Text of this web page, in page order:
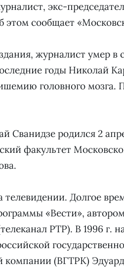
экс-
этом сообщает
журналист умер в
годы Николай
головного мозга.
родился 2
факультет
телевидении. Долгое
«Вести»,
РТР). В 1996 г.
компании (ВГТРК)